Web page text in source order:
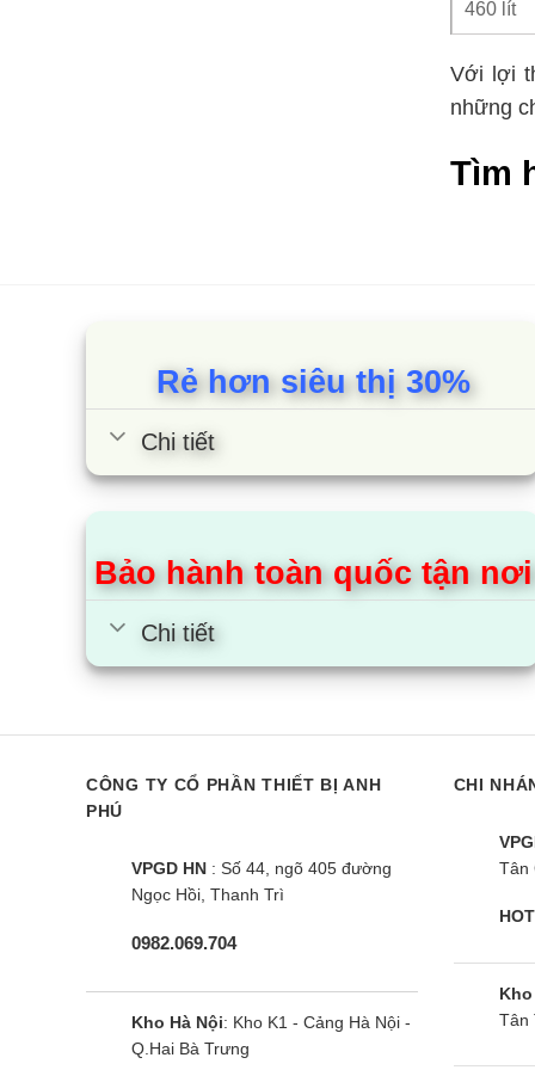
460 lít
Với lợi
những
Tìm
Kích
Tủ lạnh
Tủ lạnh
Tủ
Rẻ hơn siêu thị 30%
Chi tiết
Bảo hành toàn quốc tận nơi
Chi tiết
CÔNG TY CỔ PHẦN THIẾT BỊ ANH
PHÚ
VPGD HN : Số 44, ngõ 405 đường
Ngọc Hồi, Thanh Trì
0982.069.704
Kho Hà Nội: Kho K1 - Cảng Hà Nội -
Q.Hai Bà Trưng
CHI
Tân
Kho
Tân